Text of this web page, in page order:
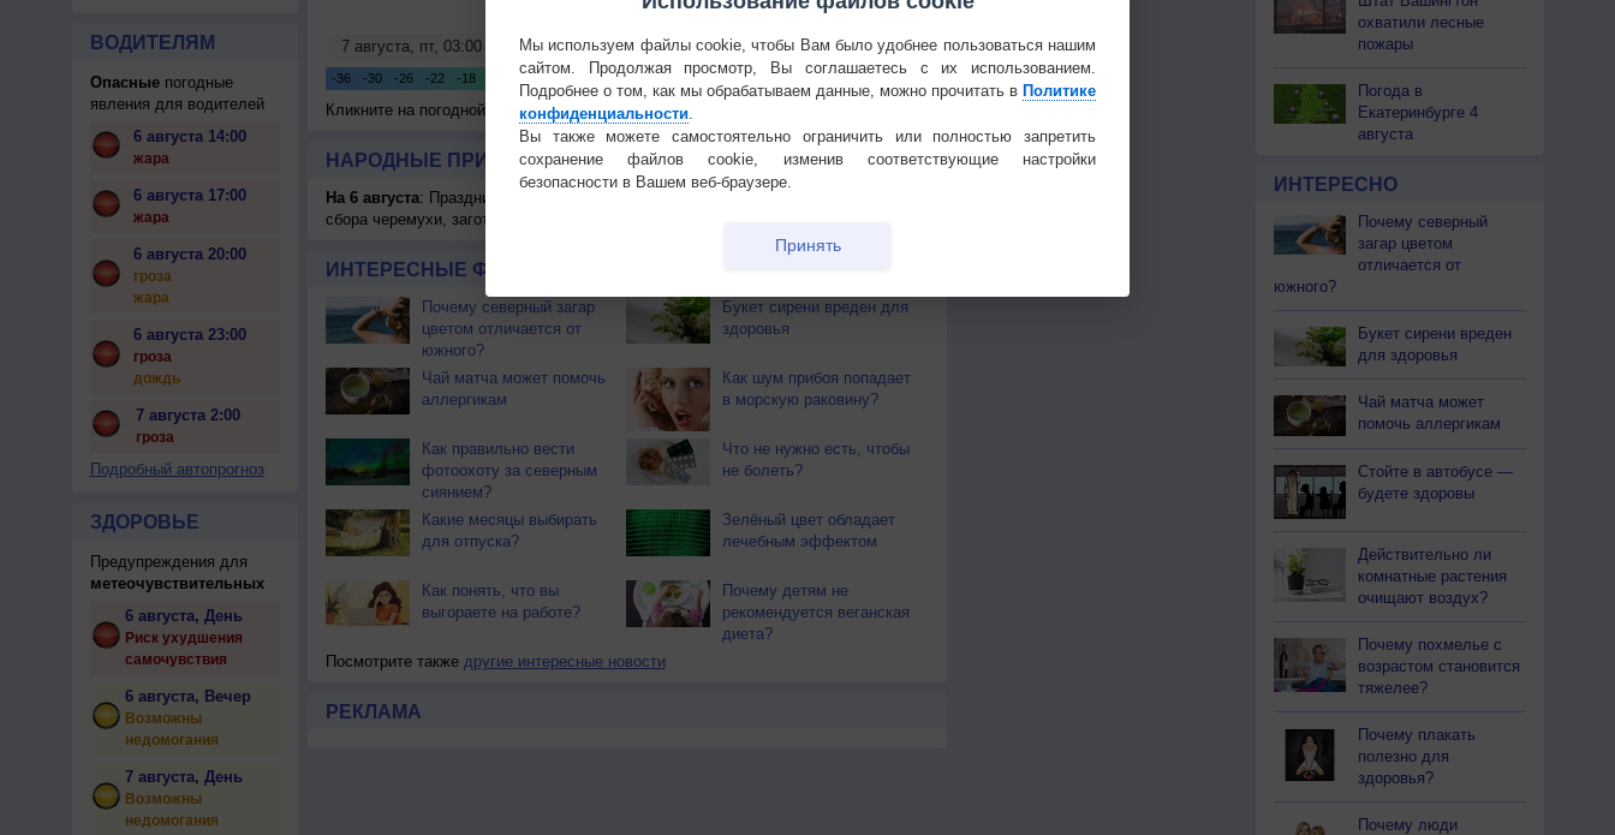
ВОДИТЕЛЯМ
Опасныепогодные
явления для водителей
6 августа 14:00
жара
6 августа 17:00
жара
6 августа 20:00
гроза
жара
6 августа 23:00
гроза
дождь
7 августа 2:00
гроза
Подробный автопрогноз
ЗДОРОВЬЕ
Предупреждения для
метеочувствительных
6 августа, День
Риск ухудшения
самочувствия
6 августа, Вечер
Возможны
недомогания
7 августа, День
Возможны
недомогания
Кликните на погодной карте для получения подробных данных
НАРОДНЫЕ ПРИМЕТЫ И ПРАЗДНИКИ
На 6 августа: Праздник жатвы. Почти повсеместно поспел хлеб. Наступает пора
сбора черемухи, заготавливают березовые веники.
ИНТЕРЕСНЫЕ ФАКТЫ О ЗДОРОВЬЕ
Почему северный загар
цветом отличается от
южного?
Букет сирени вреден для
здоровья
Чай матча может помочь
аллергикам
Как шум прибоя попадает
в морскую раковину?
Как правильно вести
фотоохоту за северным
сиянием?
Что не нужно есть, чтобы
не болеть?
Какие месяцы выбирать
для отпуска?
Зелёный цвет обладает
лечебным эффектом
Как понять, что вы
выгораете на работе?
Почему детям не
рекомендуется веганская
диета?
Посмотрите также другие интересные новости
РЕКЛАМА
охватили лесные
пожары
Погода в
Екатеринбурге 4
августа
ИНТЕРЕСНО
Почему северный
загар цветом
отличается от
южного?
Букет сирени вреден
для здоровья
Чай матча может
помочь аллергикам
Стойте в автобусе —
будете здоровы
Действительно ли
комнатные растения
очищают воздух?
Почему похмелье с
возрастом становится
тяжелее?
Почему плакать
полезно для
здоровья?
Почему люди
Мы используем файлы cookie, чтобы Вам было удобнее пользоваться нашим
сайтом. Продолжая просмотр, Вы соглашаетесь с их использованием.
Подробнее о том, как мы обрабатываем данные, можно прочитать в Политике
конфиденциальности
Вы также можете самостоятельно ограничить или полностью запретить
сохранение файлов cookie, изменив соответствующие настройки
безопасности в Вашем веб-браузере.
Принять